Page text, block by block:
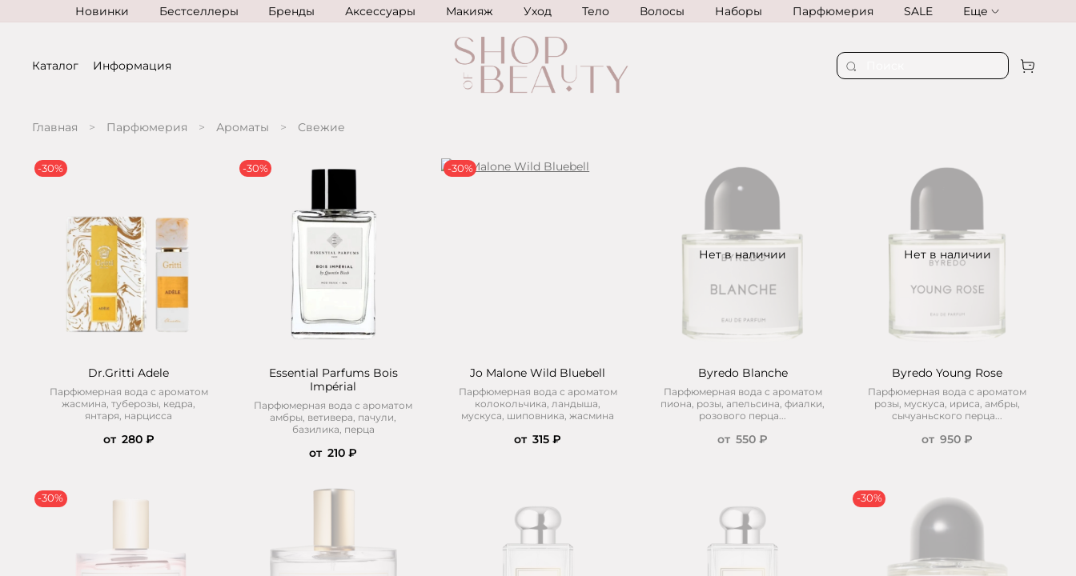
Новинки Бестселлеры Бренды Аксессуары Макияж Уход Тело Волосы Наборы Парфюмерия SALE Еще
Каталог Информация
Главная Парфюмерия Ароматы Свежие
-30%
Dr.Gritti Adele
Парфюмерная вода с ароматом
жасмина, туберозы, кедра,
янтаря, нарцисса
от 280 ₽
-30%
Essential Parfums Bois
Impérial
Парфюмерная вода с ароматом
амбры, ветивера, пачули,
базилика, перца
от 210 ₽
-30%
Jo Malone Wild Bluebell
Парфюмерная вода с ароматом
колокольчика, ландыша,
мускуса, шиповника, жасмина
от 315 ₽
Нет в наличии
Byredo Blanche
Парфюмерная вода с ароматом
пиона, розы, апельсина, фиалки,
розового перца...
от 550 ₽
Нет в наличии
Byredo Young Rose
Парфюмерная вода с ароматом
розы, мускуса, ириса, амбры,
сычуаньского перца...
от 950 ₽
-30% -30%